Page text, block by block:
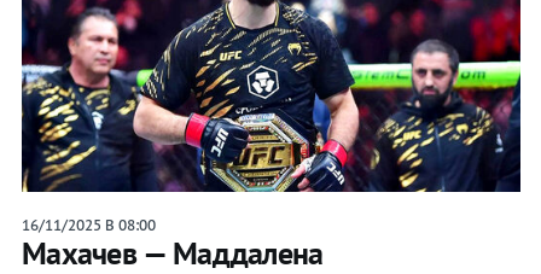
16/11/2025 В 08:00
Махачев — Маддалена